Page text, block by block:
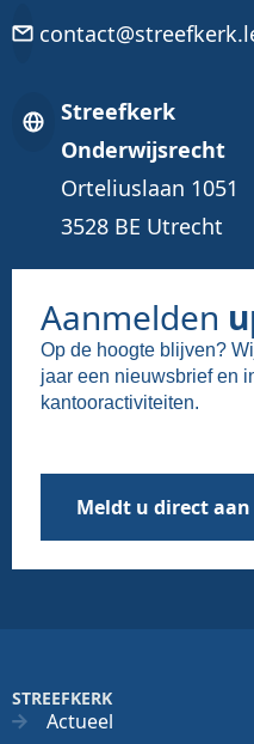
Streefkerk
Onderwijsrecht
Orteliuslaan 1051
3528 BE Utrecht
Aanmelden
Op de hoogte blijven?
jaar een nieuwsbrief en
kantooractiviteiten.
Meldt u direct aan
STREEFKERK
Actueel